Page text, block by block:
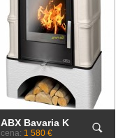
ABX Bavaria K
cena: 1 580 €